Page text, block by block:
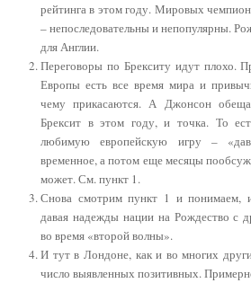
рейтинга в этом году. Мировых
– непоследовательны и непопулярны.
для Англии.
Переговоры по Брекситу идут плохо.
Европы есть все время мира и
чему прикасаются. А Джонсон
Брексит в этом году, и точка. То
любимую европейскую игру –
временное, а потом еще месяцы
может. См. пункт 1.
Снова смотрим пункт 1 и понимаем,
давая надежды нации на Рождество с
во время «второй волны».
И тут в Лондоне, как и во многих
число выявленных позитивных.